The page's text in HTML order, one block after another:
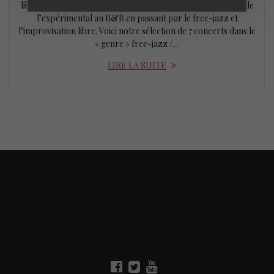
libérer vos oreilles. Vous y entendrez tout les genres allant de
l’expérimental au R&B en passant par le free-jazz et
l’improvisation libre. Voici notre sélection de 7 concerts dans le
« genre » free-jazz /…
LIRE LA SUITE